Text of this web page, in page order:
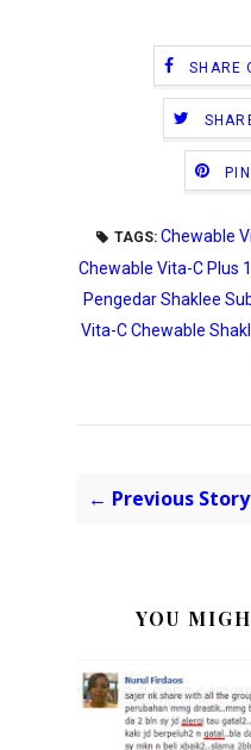
SHARE
TAGS: Chewable
Chewable Vita-C Plus
Pengedar Shaklee
Vita-C Chewable
← Previous Story
YOU